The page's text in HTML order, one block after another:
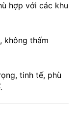
hợp với các khu
không thấm
tinh tế, phù